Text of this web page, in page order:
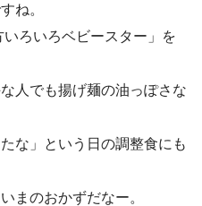
ね。
いろいろベビースター」を
人でも揚げ麺の油っぽさな
な」という日の調整食にも
まのおかずだなー。